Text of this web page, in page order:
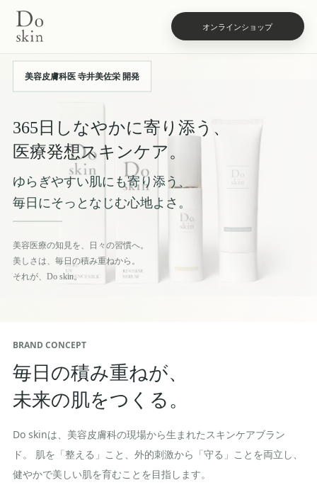
オンラインショップ
美容皮膚科医 寺井美佐栄 開発
365日しなやかに寄り添う、
医療発想スキンケア。
ゆらぎやすい肌にも寄り添う、
毎日にそっとなじむ心地よさ。
美容医療の知見を、日々の習慣へ。
美しさは、毎日の積み重ねから。
それが、Do skin。
BRAND CONCEPT
毎日の積み重ねが、
未来の肌をつくる。
Do skinは、美容皮膚科の現場から生まれたスキンケアブラン
ド。 肌を「整える」こと、外的刺激から「守る」ことを両立し、
健やかで美しい肌を育むことを目指します。